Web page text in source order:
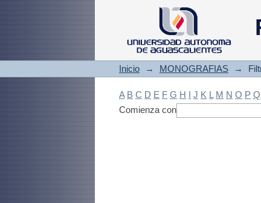
Filtrado by:
Inicio → MONOGRAFIAS →
A B C D E F G H I J K L M N O P Q
Comienza con